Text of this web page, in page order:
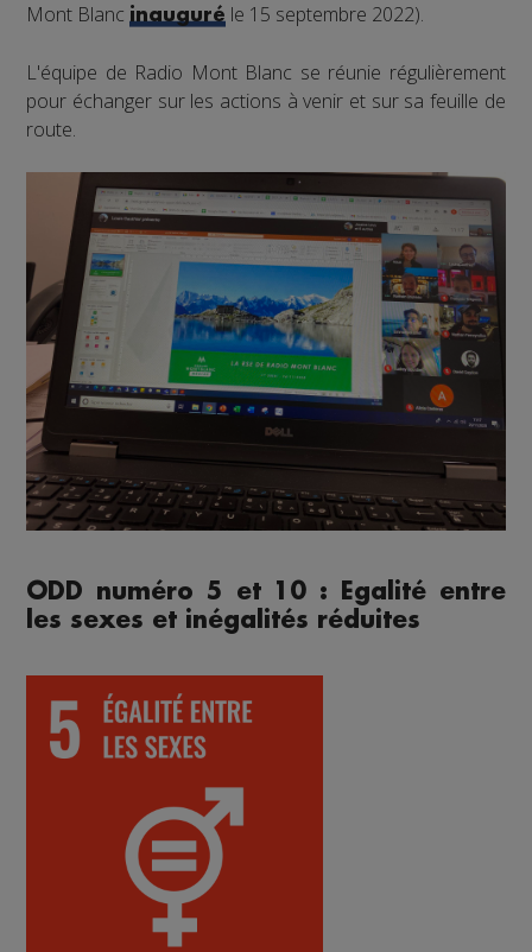
Mont Blancinauguré le 15 septembre 2022).
L'équipe de Radio Mont Blanc se réunie régulièrement
pour échanger sur les actions à venir et sur sa feuille de
route.
ODD numéro 5 et 10 : Egalité entre
les sexes et inégalités réduites